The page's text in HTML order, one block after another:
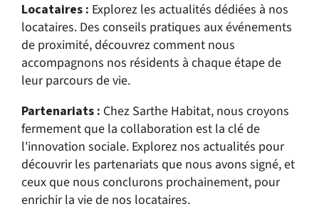
Locataires : Explorez les actualités dédiées à nos
locataires. Des conseils pratiques aux événements
de proximité, découvrez comment nous
accompagnons nos résidents à chaque étape de
leur parcours de vie.
Partenariats : Chez Sarthe Habitat, nous croyons
fermement que la collaboration est la clé de
l'innovation sociale. Explorez nos actualités pour
découvrir les partenariats que nous avons signé, et
ceux que nous conclurons prochainement, pour
enrichir la vie de nos locataires.